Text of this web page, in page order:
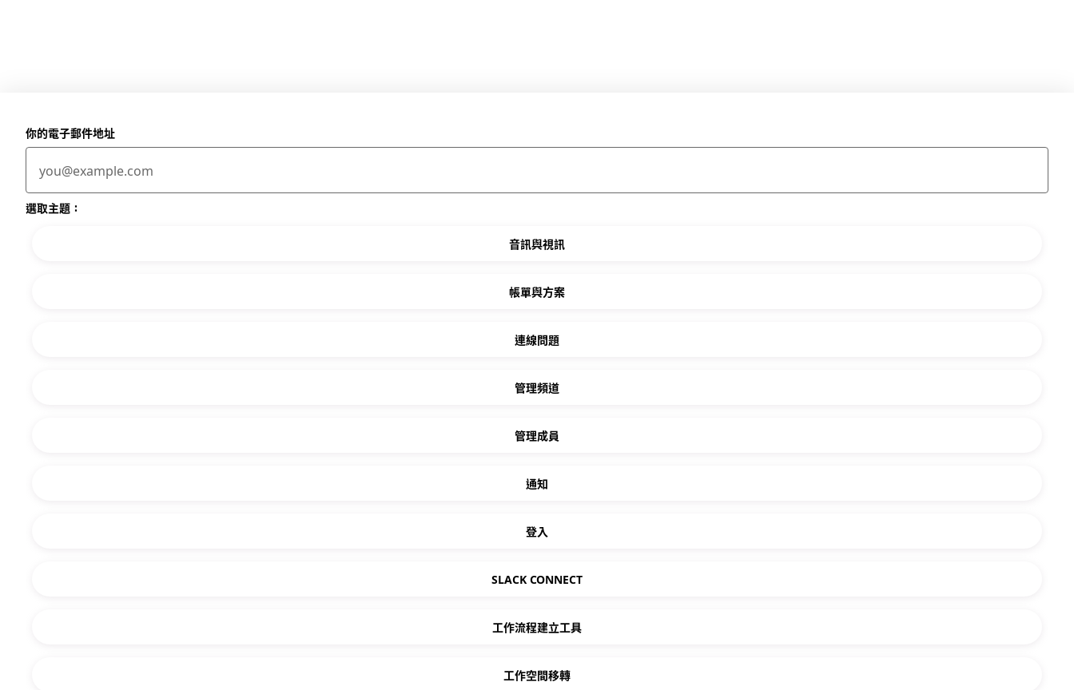
你的電子郵件地址
選取主題：
音訊與視訊
帳單與方案
連線問題
管理頻道
管理成員
通知
登入
SLACK CONNECT
工作流程建立工具
工作空間移轉